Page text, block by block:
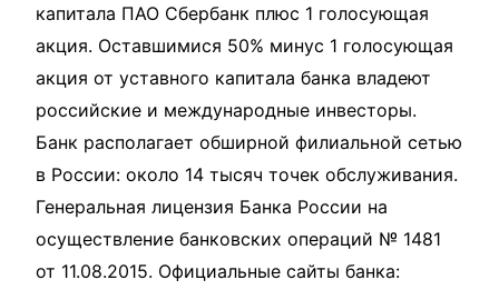
капитала ПАО Сбербанк плюс 1 голосующая
акция. Оставшимися 50% минус 1 голосующая
акция от уставного капитала банка владеют
российские и международные инвесторы.
Банк располагает обширной филиальной сетью
в России: около 14 тысяч точек обслуживания.
Генеральная лицензия Банка России на
осуществление банковских операций № 1481
от 11.08.2015. Официальные сайты банка: